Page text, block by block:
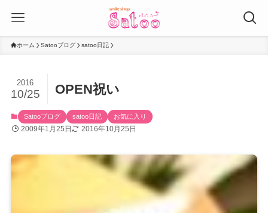
ホーム Satooブログ satoo日記
OPEN祝い
2016
10/25
Satooブログ satoo日記 お気に入り
2009年1月25日 2016年10月25日